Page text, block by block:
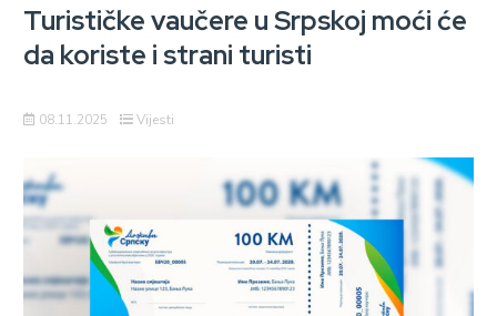
Turističke vaučere u Srpskoj moći će
da koriste i strani turisti
08.11.2025 Vijesti